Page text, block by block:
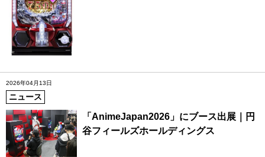
2026年04月13日
ニュース
「AnimeJapan2026」にブース出展｜円
谷フィールズホールディングス